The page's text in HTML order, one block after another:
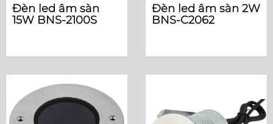
Đèn led âm sàn
15W BNS-2100S
Đèn led âm sàn 2W
BNS-C2062